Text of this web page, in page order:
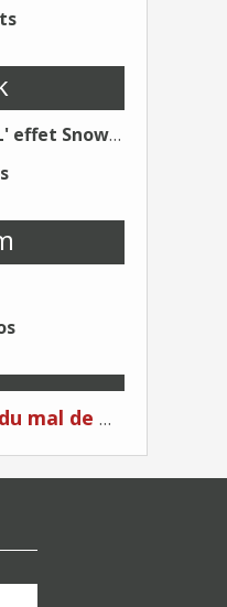
Big data ou BIG CATA ? - L' effet Snowden - Editions Kawa - Un Éditeur différent !
C'est du plagiat ! "